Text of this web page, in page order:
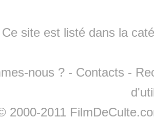
Ce site est listé dans la
nous ? - Contacts -
2000-2011